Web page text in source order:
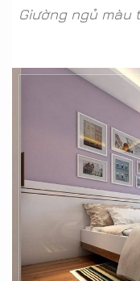
Giường ngủ màu